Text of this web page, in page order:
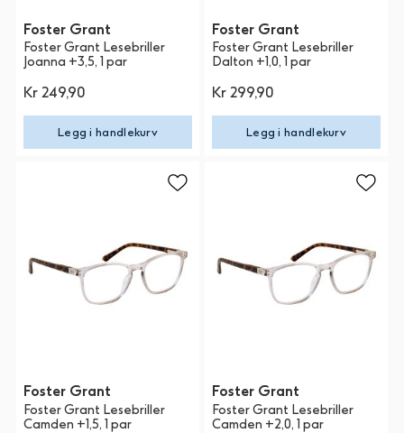
Foster Grant
Foster Grant Lesebriller
Joanna +3,5, 1 par
Kr 249,90
Legg i handlekurv
Foster Grant
Foster Grant Lesebriller
Dalton +1,0, 1 par
Kr 299,90
Legg i handlekurv
Foster Grant
Foster Grant Lesebriller
Camden +1,5, 1 par
Foster Grant
Foster Grant Lesebriller
Camden +2,0, 1 par